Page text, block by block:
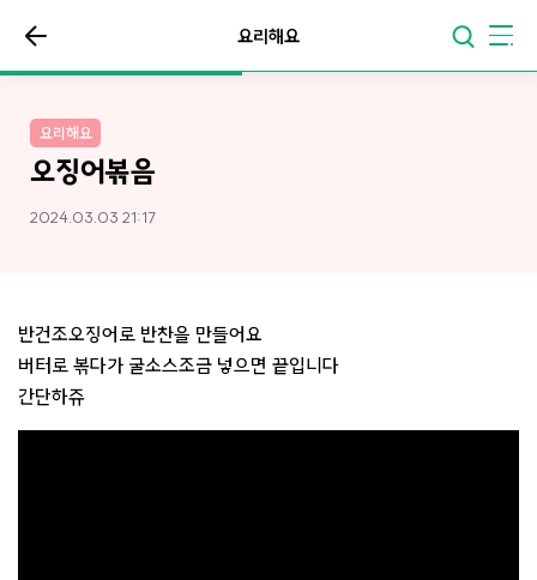
요리해요
요리해요
오징어볶음
2024.03.03 21:17
반건조오징어로 반찬을 만들어요
버터로 볶다가 굴소스조금 넣으면 끝입니다
간단하쥬